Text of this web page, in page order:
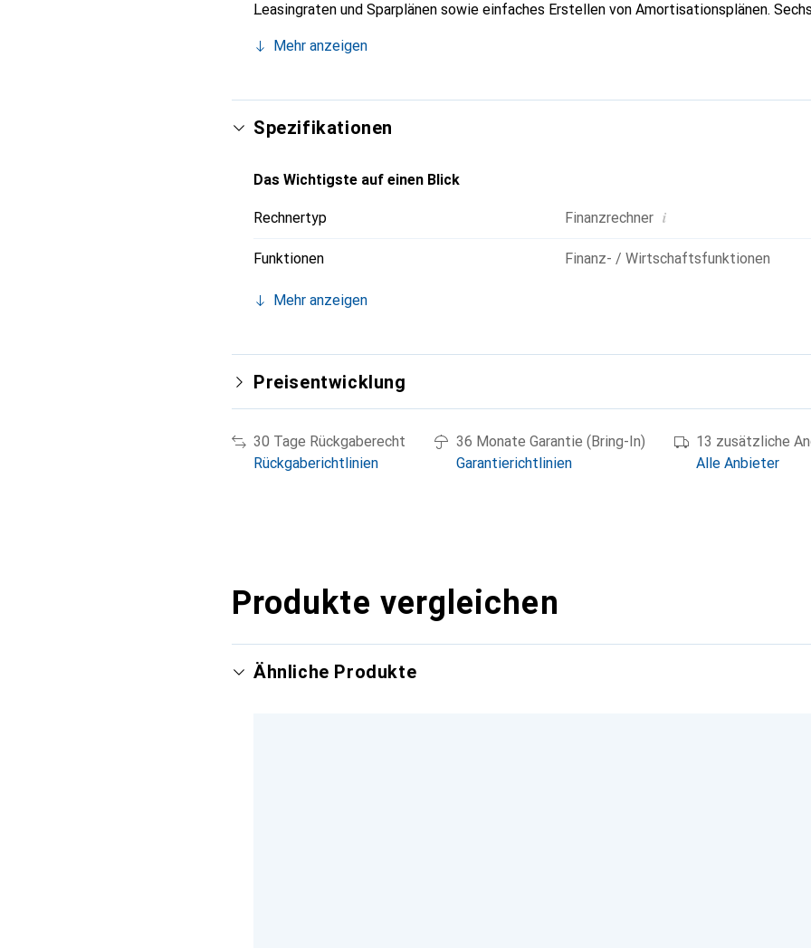
Leasingraten und Sparplänen sowie einfaches Erstellen von Amortisationsplänen.
zwischen jährlichen (nominalen) und effektiven Zinssätzen. Listenbasiert und editierbar,
Mehr anzeigen
Spezifikationen
Das Wichtigste auf einen Blick
Rechnertyp Finanzrechner i
Funktionen Finanz- / Wirtschaftsfunktionen
Mehr anzeigen
Preisentwicklung
30 Tage Rückgaberecht
Rückgaberichtlinien
36 Monate Garantie (Bring-In)
Garantierichtlinien
13 zusätzliche
Alle Anbieter
Produkte vergleichen
Ähnliche Produkte